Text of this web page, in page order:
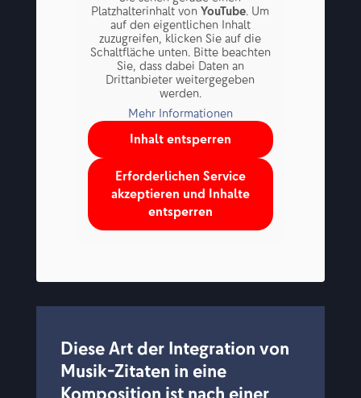
Platzhalterinhalt vonYouTube. Um
auf den eigentlichen Inhalt
zuzugreifen, klicken Sie auf die
Schaltfläche unten. Bitte beachten
Sie, dass dabei Daten an
Drittanbieter weitergegeben
werden.
Mehr Informationen
Inhalt entsperren
Erforderlichen Service
akzeptieren und Inhalte
entsperren
Diese Art der Integration von
Musik-Zitaten in eine